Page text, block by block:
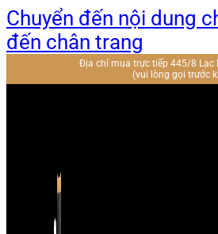
Chuyển đến nội dung
đến chân trang
Địa chỉ mua trực tiếp 445/8 Lạc
(vui lòng gọi trước